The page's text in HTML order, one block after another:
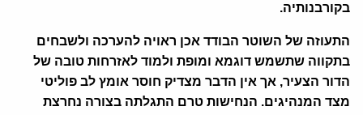
בקורבנותיה.
התעוזה של השוטר הבודד אכן ראויה להערכה ולשבחים
בתקווה שתשמש דוגמא ומופת ולמוד לאזרחות טובה של
הדור הצעיר, אך אין הדבר מצדיק חוסר אומץ לב פוליטי
מצד המנהיגים. הנחישות טרם התגלתה בצורה נחרצת